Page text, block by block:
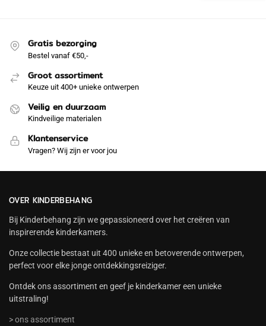
Gratis bezorging
Bestel vanaf €50,-
Groot assortiment
Keuze uit 400+ unieke ontwerpen
Veilig en duurzaam
Kindveilige materialen
Klantenservice
Vragen? Wij zijn er voor jou
OVER KINDERBEHANG
Bij Kinderbehang zijn we gepassioneerd over het creëren van
inspirerende kinderkamers.
Onze collectie bestaat uit 400 unieke en betoverende ontwerpen,
perfect voor elke jonge ontdekkingsreiziger.
Ontdek ons assortiment en geef je kinderkamer een unieke
uitstraling!
> ons assortiment